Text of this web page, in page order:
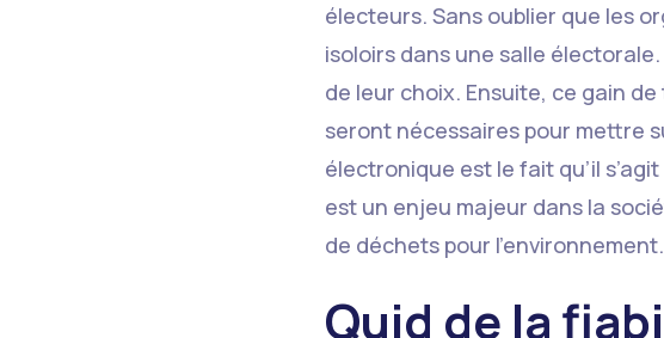
électeurs. Sans oublier que les
isoloirs dans une salle
de leur choix. Ensuite, ce gain
seront nécessaires pour mettre
électronique est le fait qu’il
est un enjeu majeur dans la
de déchets pour l’environnement.
Quid de la